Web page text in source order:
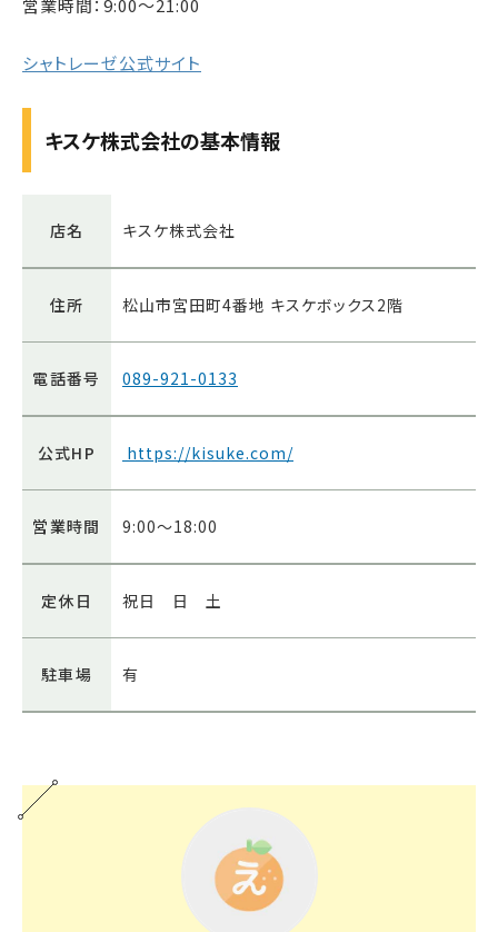
営業時間：9:00～21:00
シャトレーゼ公式サイト
キスケ株式会社の基本情報
店名 キスケ株式会社
住所 松山市宮田町4番地 キスケボックス2階
電話番号 089-921-0133
公式HP https://kisuke.com/
営業時間 9:00～18:00
定休日 祝日 日 土
駐車場 有